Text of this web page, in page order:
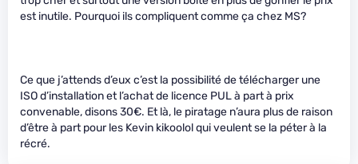
est inutile. Pourquoi ils compliquent comme ça chez MS?
Ce que j’attends d’eux c’est la possibilité de télécharger une
ISO d’installation et l’achat de licence PUL à part à prix
convenable, disons 30€. Et là, le piratage n’aura plus de raison
d’être à part pour les Kevin kikoolol qui veulent se la péter à la
récré.